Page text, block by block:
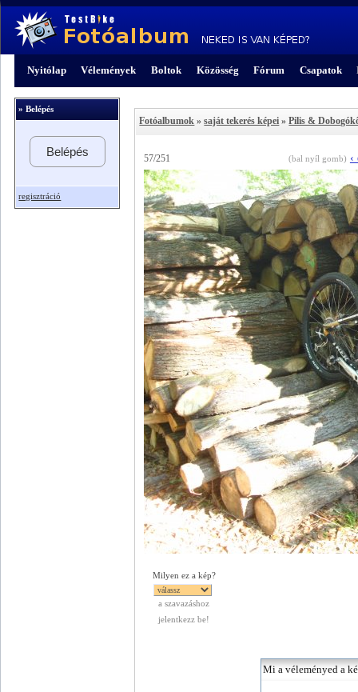
Nyitólap Vélemények Boltok Közösség Fórum Csapatok
» Belépés
Belépés
regisztráció
Fotóalbumok »saját tekerés képei »Pilis &
57/251 (bal nyíl gomb) ‹
Milyen ez a kép?
a szavazáshoz
jelentkezz be!